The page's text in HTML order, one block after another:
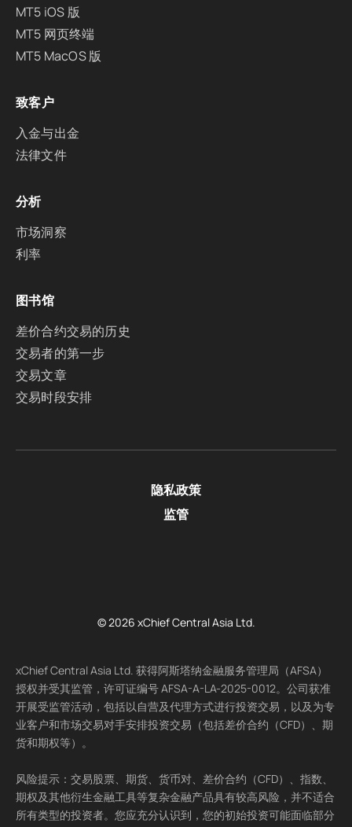
MT5 iOS 版
MT5 网页终端
MT5 MacOS 版
致客户
入金与出金
法律文件
分析
市场洞察
利率
图书馆
差价合约交易的历史
交易者的第一步
交易文章
交易时段安排
隐私政策
监管
© 2026 xChief Central Asia Ltd.
xChief Central Asia Ltd. 获得阿斯塔纳金融服务管理局（AFSA）
授权并受其监管，许可证编号 AFSA-A-LA-2025-0012。公司获准
开展受监管活动，包括以自营及代理方式进行投资交易，以及为专
业客户和市场交易对手安排投资交易（包括差价合约（CFD）、期
货和期权等）。
风险提示：交易股票、期货、货币对、差价合约（CFD）、指数、
期权及其他衍生金融工具等复杂金融产品具有较高风险，并不适合
所有类型的投资者。您应充分认识到，您的初始投资可能面临部分